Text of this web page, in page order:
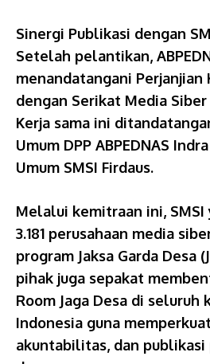
Sinergi Publikasi dengan
Setelah pelantikan,
menandatangani Perjanjian
dengan Serikat Media Siber
Kerja sama ini
Umum DPP ABPEDNAS
Umum SMSI Firdaus.
Melalui kemitraan ini, SMSI
3.181 perusahaan media
program Jaksa Garda Desa
pihak juga sepakat
Room Jaga Desa di
Indonesia guna
akuntabilitas, dan publikasi